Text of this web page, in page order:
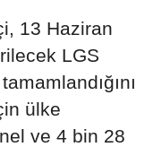
13 Haziran
LGS
ülke
ve 4 bin 28